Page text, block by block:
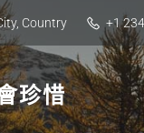
Country +1
珍惜